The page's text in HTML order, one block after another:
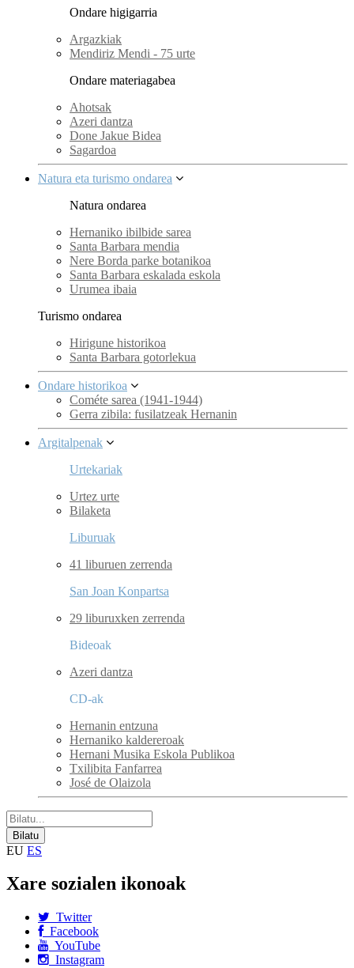
Ondare higigarria
Argazkiak
Mendiriz Mendi - 75 urte
Ondare materiagabea
Ahotsak
Azeri dantza
Done Jakue Bidea
Sagardoa
Natura eta turismo ondarea
Natura ondarea
Hernaniko ibilbide sarea
Santa Barbara mendia
Nere Borda parke botanikoa
Santa Barbara eskalada eskola
Urumea ibaia
Turismo ondarea
Hirigune historikoa
Santa Barbara gotorlekua
Ondare historikoa
Cométe sarea (1941-1944)
Gerra zibila: fusilatzeak Hernanin
Argitalpenak
Urtekariak
Urtez urte
Bilaketa
Liburuak
41 liburuen zerrenda
San Joan Konpartsa
29 liburuxken zerrenda
Bideoak
Azeri dantza
CD-ak
Hernanin entzuna
Hernaniko kaldereroak
Hernani Musika Eskola Publikoa
Txilibita Fanfarrea
José de Olaizola
EU ES
Xare sozialen ikonoak
Twitter
Facebook
YouTube
Instagram